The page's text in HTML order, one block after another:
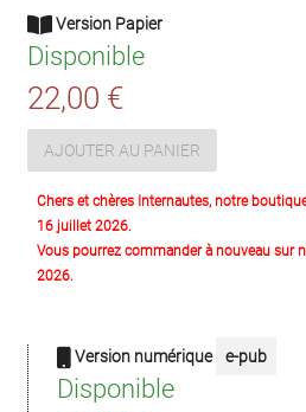
Version Papier
Disponible
22,00 €
AJOUTER AU PANIER
Chers et chères Internautes, notre
16 juillet 2026.
Vous pourrez commander à nouveau sur
2026.
Version numérique e-pub
Disponible